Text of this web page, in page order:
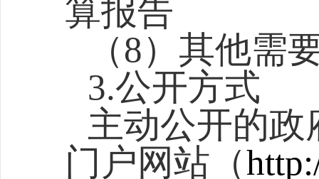
算报告
（8）其他需
3.公开方式
主动公开的
门户网站（